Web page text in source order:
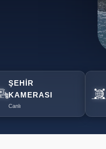
ŞEHIR
KAMERASI
Canlı